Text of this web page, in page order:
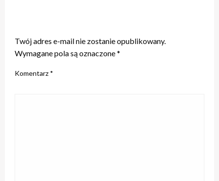
Twój adres e-mail nie zostanie opublikowany.
Wymagane pola są oznaczone*
Komentarz *